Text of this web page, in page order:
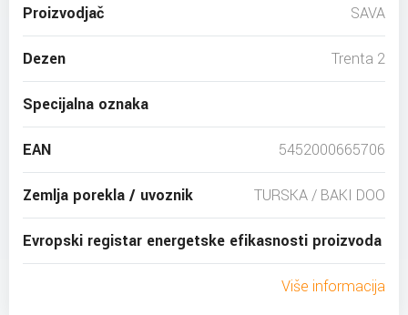
Proizvodjač SAVA
Dezen Trenta 2
Specijalna oznaka
EAN 5452000665706
Zemlja porekla / uvoznik TURSKA / BAKI DOO
Evropski registar energetske efikasnosti proizvoda
Više informacija